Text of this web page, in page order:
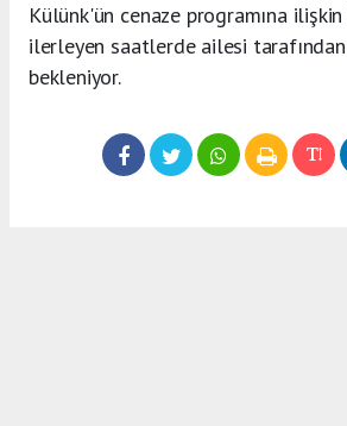
Külünk'ün cenaze programına
ilerleyen saatlerde ailesi tarafından
bekleniyor.